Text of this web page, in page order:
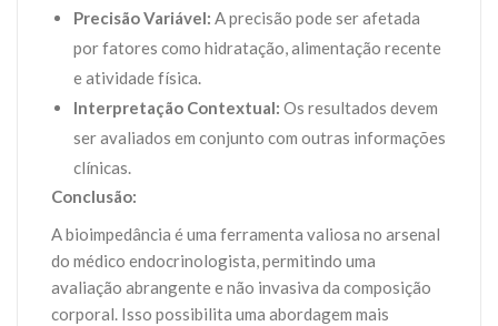
Precisão Variável: A precisão pode ser afetada
por fatores como hidratação, alimentação recente
e atividade física.
Interpretação Contextual: Os resultados devem
ser avaliados em conjunto com outras informações
clínicas.
Conclusão:
A bioimpedância é uma ferramenta valiosa no arsenal
do médico endocrinologista, permitindo uma
avaliação abrangente e não invasiva da composição
corporal. Isso possibilita uma abordagem mais